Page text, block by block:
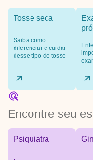
Tosse seca
Saiba como
diferenciar e cuidar
desse tipo de tosse
Encontre seu
Psiquiatra